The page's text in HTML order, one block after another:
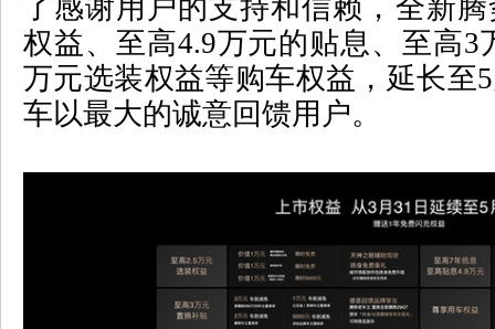
了感谢用户的支持和信赖，全新腾
权益、至高4.9万元的贴息、至高3
万元选装权益等购车权益，延长至5
车以最大的诚意回馈用户。